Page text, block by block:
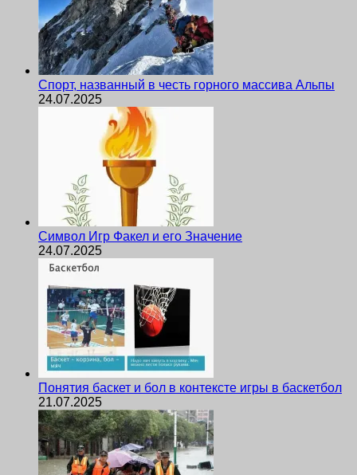
Спорт, названный в честь горного массива Альпы
24.07.2025
Символ Игр Факел и его Значение
24.07.2025
Понятия баскет и бол в контексте игры в баскетбол
21.07.2025